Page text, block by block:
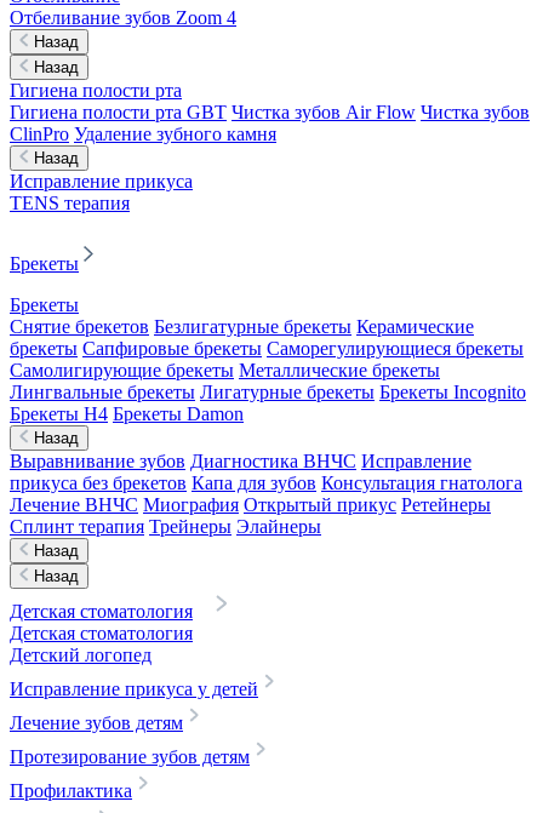
Отбеливание зубов Zoom 4
Назад
Назад
Гигиена полости рта
Гигиена полости рта GBT Чистка зубов Air Flow Чистка зубов
ClinPro Удаление зубного камня
Назад
Исправление прикуса
TENS терапия
Брекеты
Брекеты
Снятие брекетов Безлигатурные брекеты Керамические
брекеты Сапфировые брекеты Саморегулирующиеся брекеты
Самолигирующие брекеты Металлические брекеты
Лингвальные брекеты Лигатурные брекеты Брекеты Incognito
Брекеты H4 Брекеты Damon
Назад
Выравнивание зубов Диагностика ВНЧС Исправление
прикуса без брекетов Капа для зубов Консультация гнатолога
Лечение ВНЧС Миография Открытый прикус Ретейнеры
Сплинт терапия Трейнеры Элайнеры
Назад
Назад
Детская стоматология
Детская стоматология
Детский логопед
Исправление прикуса у детей
Лечение зубов детям
Протезирование зубов детям
Профилактика